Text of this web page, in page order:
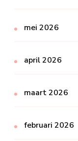
mei 2026
april 2026
maart 2026
februari 2026